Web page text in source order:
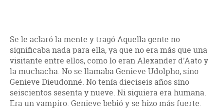
Se le aclaró la mente y tragó Aquella gente no
significaba nada para ella, ya que no era más que una
visitante entre ellos, como lo eran Alexander d'Aato y
la muchacha. No se llamaba Genieve Udolpho, sino
Genieve Dieudonné. No tenía dieciseis años sino
seiscientos sesenta y nueve. Ni siquiera era humana.
Era un vampiro. Genieve bebió y se hizo más fuerte.